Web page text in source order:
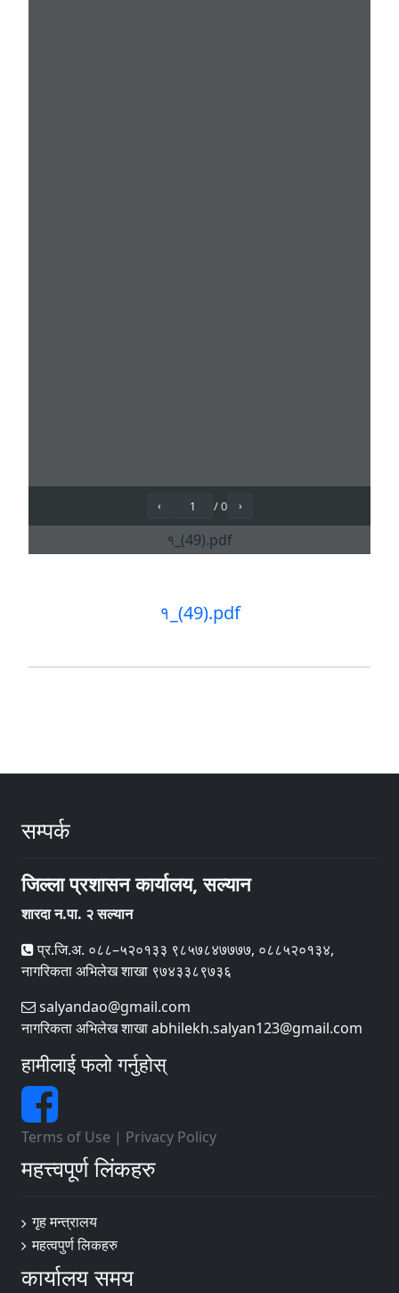
१_(49).pdf
सम्पर्क
जिल्ला प्रशासन कार्यालय, सल्यान
शारदा न.पा. २ सल्यान
प्र.जि.अ. ०८८–५२०१३३ ९८५७८४७७७७, ०८८५२०१३४,
नागरिकता अभिलेख शाखा ९७४३३८९७३६
salyandao@gmail.com
नागरिकता अभिलेख शाखा abhilekh.salyan123@gmail.com
हामीलाई फलो गर्नुहोस्
Terms of Use | Privacy Policy
महत्त्वपूर्ण लिंकहरु
गृह मन्त्रालय
महत्वपुर्ण लि‌कहरु
कार्यालय समय